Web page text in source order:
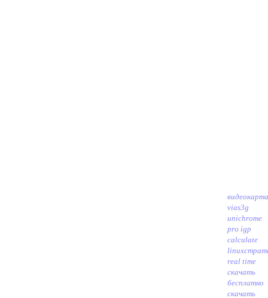
видеокарта
vias3g
unichrome
pro igp
calculate
linux
real time
скачать
бесплатно
скачать